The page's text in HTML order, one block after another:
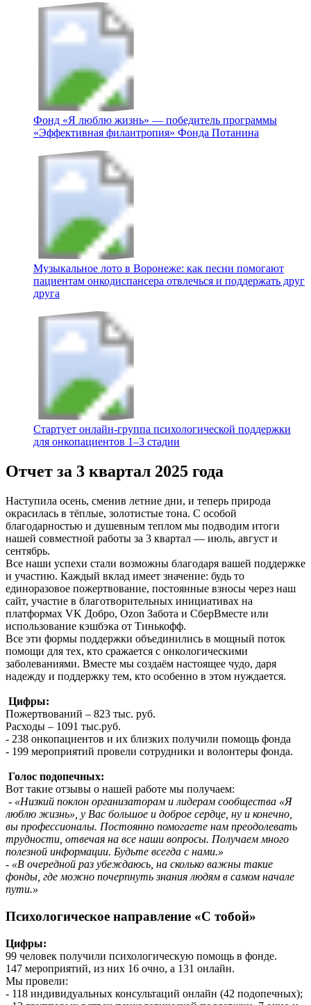
Фонд «Я люблю жизнь» — победитель программы
«Эффективная филантропия» Фонда Потанина
Музыкальное лото в Воронеже: как песни помогают
пациентам онкодиспансера отвлечься и поддержать друг
друга
Стартует онлайн‑группа психологической поддержки
для онкопациентов 1–3 стадии
Отчет за 3 квартал 2025 года
Наступила осень, сменив летние дни, и теперь природа
окрасилась в тёплые, золотистые тона. С особой
благодарностью и душевным теплом мы подводим итоги
нашей совместной работы за 3 квартал — июль, август и
сентябрь.
Все наши успехи стали возможны благодаря вашей поддержке
и участию. Каждый вклад имеет значение: будь то
единоразовое пожертвование, постоянные взносы через наш
сайт, участие в благотворительных инициативах на
платформах VK Добро, Ozon Забота и СберВместе или
использование кэшбэка от Тинькофф.
Все эти формы поддержки объединились в мощный поток
помощи для тех, кто сражается с онкологическими
заболеваниями. Вместе мы создаём настоящее чудо, даря
надежду и поддержку тем, кто особенно в этом нуждается.
Цифры:
Пожертвований – 823 тыс. руб.
Расходы – 1091 тыс.руб.
- 238 онкопациентов и их близких получили помощь фонда
- 199 мероприятий провели сотрудники и волонтеры фонда.
Голос подопечных:
Вот такие отзывы о нашей работе мы получаем:
- «Низкий поклон организаторам и лидерам сообщества «Я
люблю жизнь», у Вас большое и доброе сердце, ну и конечно,
вы профессионалы. Постоянно помогаете нам преодолевать
трудности, отвечая на все наши вопросы. Получаем много
полезной информации. Будьте всегда с нами.»
- «В очередной раз убеждаюсь, на сколько важны такие
фонды, где можно почерпнуть знания людям в самом начале
пути.»
Психологическое направление «С тобой»
Цифры:
99 человек получили психологическую помощь в фонде.
147 мероприятий, из них 16 очно, а 131 онлайн.
Мы провели:
- 118 индивидуальных консультаций онлайн (42 подопечных);